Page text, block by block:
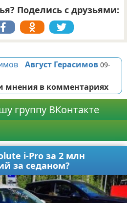
Поделись с друзьями:
Август Герасимов 09-
мнения в комментариях
группу ВКонтакте
i-Pro за 2 млн
за седаном?